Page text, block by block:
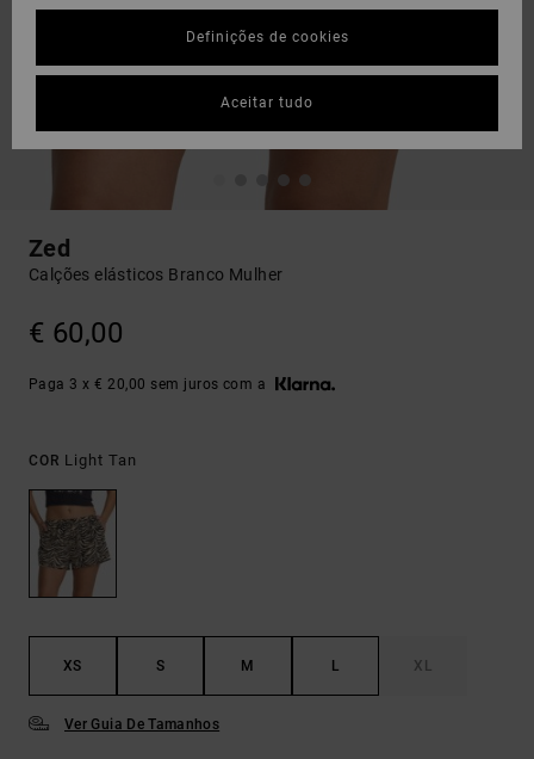
Zed
Calções elásticos Branco Mulher
€ 60,00
Paga 3 x € 20,00 sem juros com a
COR Light Tan
XS S M L XL
Ver Guia De Tamanhos
Definições de cookies
Aceitar tudo